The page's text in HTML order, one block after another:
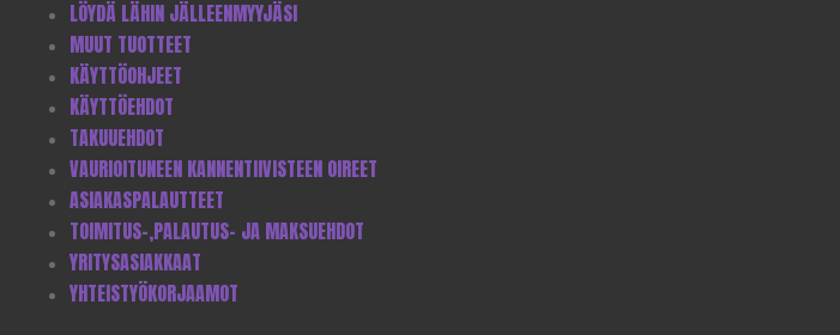
LÖYDÄ LÄHIN JÄLLEENMYYJÄSI
MUUT TUOTTEET
KÄYTTÖOHJEET
KÄYTTÖEHDOT
TAKUUEHDOT
VAURIOITUNEEN KANNENTIIVISTEEN OIREET
ASIAKASPALAUTTEET
TOIMITUS-,PALAUTUS- JA MAKSUEHDOT
YRITYSASIAKKAAT
YHTEISTYÖKORJAAMOT